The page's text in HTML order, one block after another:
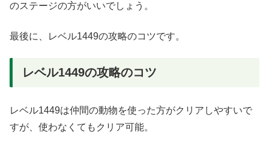
のステージの方がいいでしょう。
最後に、レベル1449の攻略のコツです。
レベル1449の攻略のコツ
レベル1449は仲間の動物を使った方がクリアしやすいで
すが、使わなくてもクリア可能。